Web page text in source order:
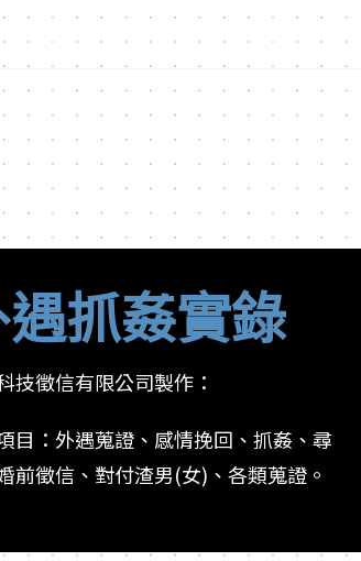
抓姦實錄
技徵信有限公司製作：
目：外遇蒐證、感情挽回、抓姦、尋
前徵信、對付渣男(女)、各類蒐證。